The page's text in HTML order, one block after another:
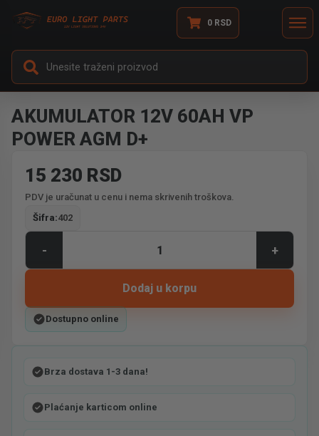
0 RSD
AKUMULATOR 12V 60AH VP
POWER AGM D+
15 230 RSD
PDV je uračunat u cenu i nema skrivenih troškova.
Šifra:402
- +
Dodaj u korpu
Dostupno online
Brza dostava 1-3 dana!
Plaćanje karticom online